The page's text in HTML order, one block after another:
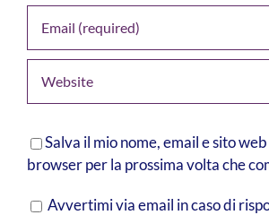
Salva il mio nome, email e sito
browser per la prossima volta che
Avvertimi via email in caso di